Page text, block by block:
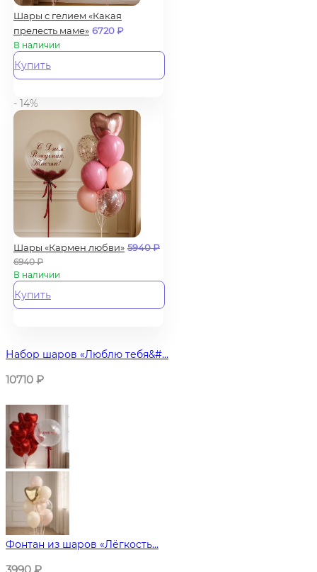
Шары с гелием «Какая
прелесть маме» 6720₽
В наличии
Купить
- 14%
Шары «Кармен любви» 5940₽
6940₽
В наличии
Купить
Набор шаров «Люблю тебя&#...
10710 ₽
Фонтан из шаров «Лёгкость...
3990 ₽